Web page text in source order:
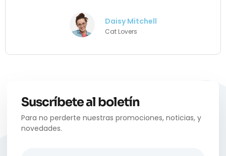
Daisy Mitchell
Cat Lovers
Suscríbete al boletín
Para no perderte nuestras promociones, noticias, y
novedades.